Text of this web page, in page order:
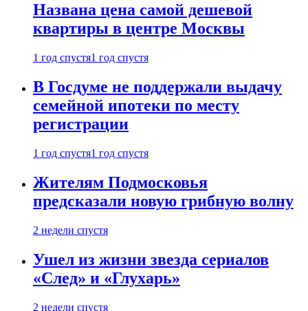
Названа цена самой дешевой
квартиры в центре Москвы
1 год спустя1 год спустя
В Госдуме не поддержали выдачу
семейной ипотеки по месту
регистрации
1 год спустя1 год спустя
Жителям Подмосковья
предсказали новую грибную волну
2 недели спустя
Ушел из жизни звезда сериалов
«След» и «Глухарь»
2 недели спустя